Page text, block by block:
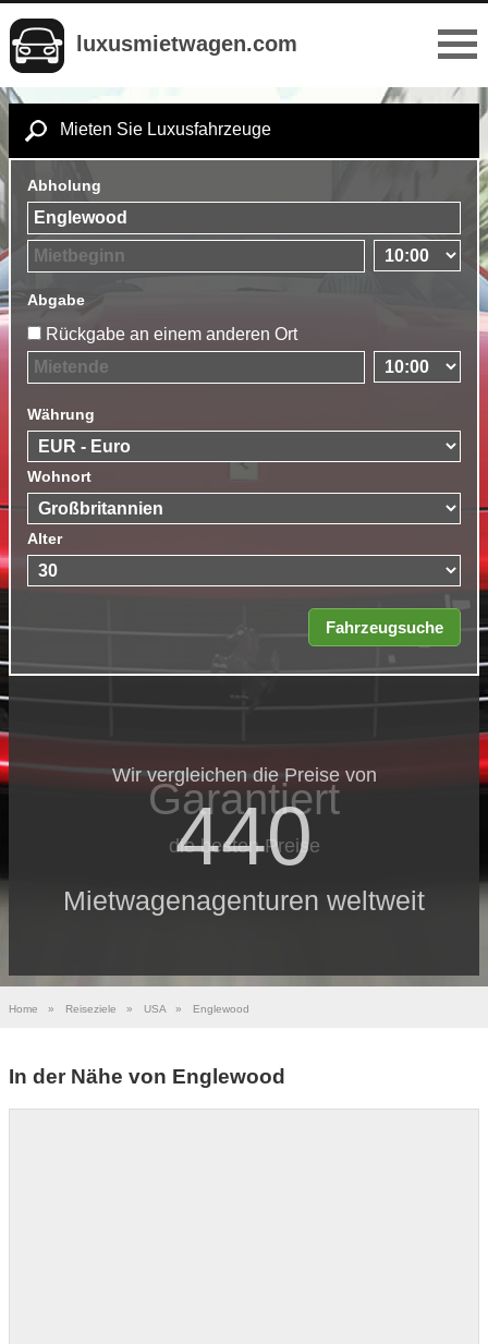
luxusmietwagen.com
Mieten Sie Luxusfahrzeuge
Abholung
Abgabe
Rückgabe an einem anderen Ort
Währung
Wohnort
Alter
Wir vergleichen die Preise von
440
Mietwagenagenturen weltweit
Garantiert
die besten Preise
Home » Reiseziele » USA » Englewood
In der Nähe von Englewood